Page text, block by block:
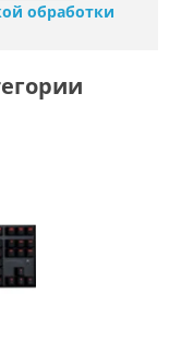
обработки